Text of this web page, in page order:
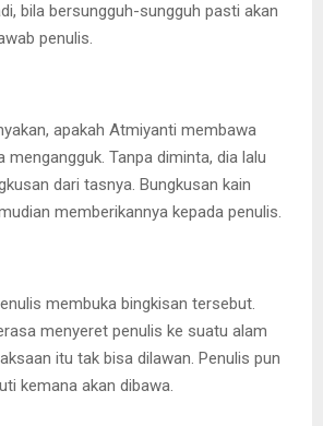
bila bersungguh-sungguh pasti akan
penulis.
apakah Atmiyanti membawa
mengangguk. Tanpa diminta, dia lalu
dari tasnya. Bungkusan kain
memberikannya kepada penulis.
membuka bingkisan tersebut.
menyeret penulis ke suatu alam
itu tak bisa dilawan. Penulis pun
kemana akan dibawa.